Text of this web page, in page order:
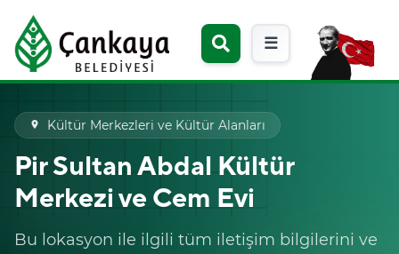
☰
place Kültür Merkezleri ve Kültür Alanları
Pir Sultan Abdal Kültür
Merkezi ve Cem Evi
Bu lokasyon ile ilgili tüm iletişim bilgilerini ve